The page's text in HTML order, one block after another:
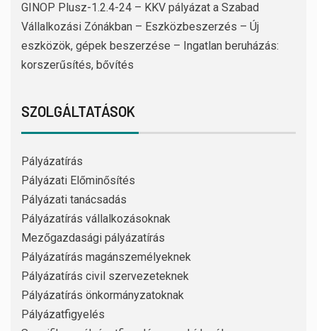
GINOP Plusz-1.2.4-24 – KKV pályázat a Szabad
Vállalkozási Zónákban – Eszközbeszerzés – Új
eszközök, gépek beszerzése – Ingatlan beruházás:
korszerűsítés, bővítés
SZOLGÁLTATÁSOK
Pályázatírás
Pályázati Előminősítés
Pályázati tanácsadás
Pályázatírás vállalkozásoknak
Mezőgazdasági pályázatírás
Pályázatírás magánszemélyeknek
Pályázatírás civil szervezeteknek
Pályázatírás önkormányzatoknak
Pályázatfigyelés